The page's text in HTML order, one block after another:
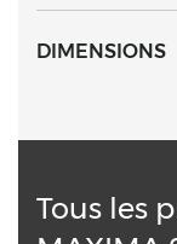
de 0,05 bar.
avec indication
DIMENSIONS
Tous les